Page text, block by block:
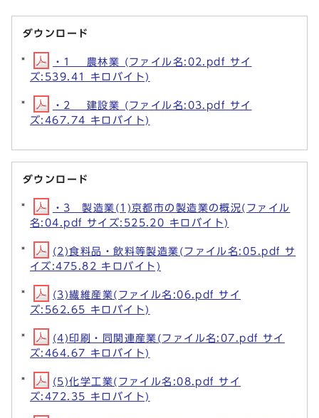
ダウンロード
・1 農林業 (ファイル名:02.pdf サイ
ズ:539.41 キロバイト)
・2 建設業 (ファイル名:03.pdf サイ
ズ:467.74 キロバイト)
ダウンロード
・3 製造業(1)京都市の製造業の概況(ファイル
名:04.pdf サイズ:525.20 キロバイト)
(2)食料品・飲料等製造業(ファイル名:05.pdf サ
イズ:475.82 キロバイト)
(3)繊維産業(ファイル名:06.pdf サイ
ズ:562.65 キロバイト)
(4)印刷・同関連産業(ファイル名:07.pdf サイ
ズ:464.67 キロバイト)
(5)化学工業(ファイル名:08.pdf サイ
ズ:472.35 キロバイト)